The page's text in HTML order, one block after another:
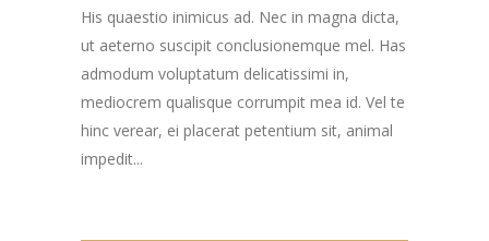
His quaestio inimicus ad. Nec in magna dicta,
ut aeterno suscipit conclusionemque mel. Has
admodum voluptatum delicatissimi in,
mediocrem qualisque corrumpit mea id. Vel te
hinc verear, ei placerat petentium sit, animal
impedit...